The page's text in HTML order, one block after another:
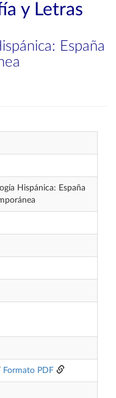
y Letras
España
Hispánica: España
Formato PDF